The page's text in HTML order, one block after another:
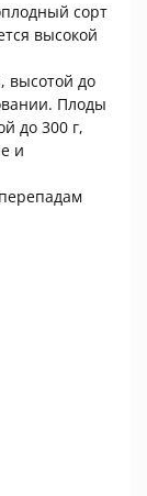
сорт
высокой
высотой до
Плоды
до 300 г,
и